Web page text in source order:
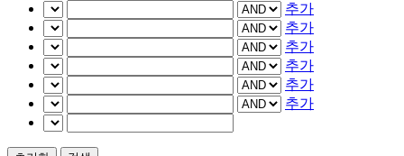
추가
추가
추가
추가
추가
추가